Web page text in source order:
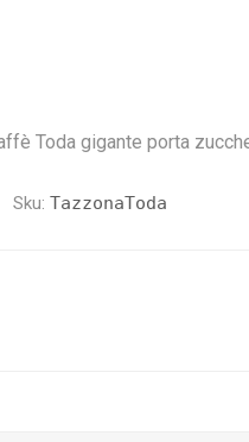
Toda gigante porta
Sku: TazzonaToda